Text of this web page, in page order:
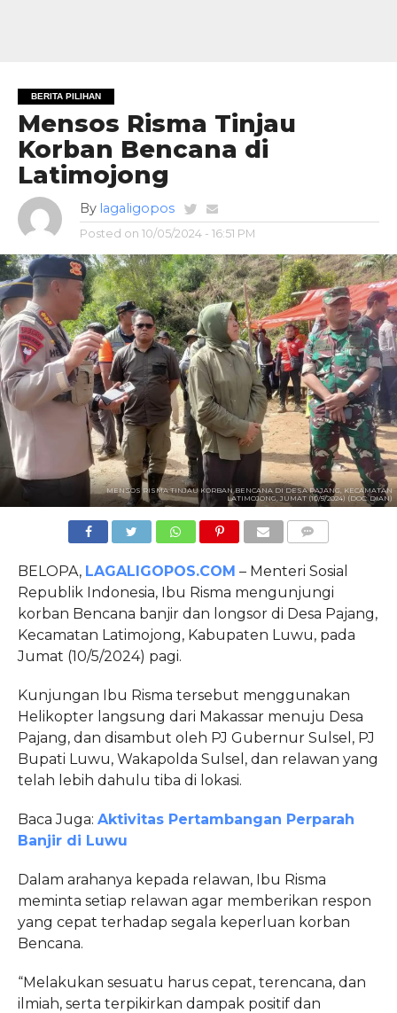
BERITA PILIHAN
Mensos Risma Tinjau
Korban Bencana di
Latimojong
By lagaligopos
Posted on 10/05/2024 - 16:51 PM
MENSOS RISMA TINJAU KORBAN BENCANA DI DESA PAJANG, KECAMATAN
LATIMOJONG, JUMAT (10/5/2024) (DOC: DIAN)
BELOPA, LAGALIGOPOS.COM – Menteri Sosial
Republik Indonesia, Ibu Risma mengunjungi
korban Bencana banjir dan longsor di Desa Pajang,
Kecamatan Latimojong, Kabupaten Luwu, pada
Jumat (10/5/2024) pagi.
Kunjungan Ibu Risma tersebut menggunakan
Helikopter langsung dari Makassar menuju Desa
Pajang, dan disambut oleh PJ Gubernur Sulsel, PJ
Bupati Luwu, Wakapolda Sulsel, dan relawan yang
telah lebih dahulu tiba di lokasi.
Baca Juga: Aktivitas Pertambangan Perparah
Banjir di Luwu
Dalam arahanya kepada relawan, Ibu Risma
meminta setiap relawan agar memberikan respon
yang cepat terhadap segala keperluan korban
Bencana.
“Melakukan sesuatu harus cepat, terencana, dan
ilmiah, serta terpikirkan dampak positif dan